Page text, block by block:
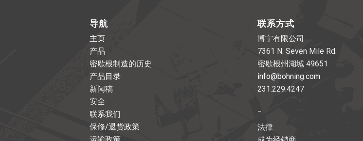
导航
主页
产品
密歇根制造的历史
产品目录
新闻稿
安全
联系我们
保修/退货政策
联系方式
博宁有限公司
7361 N. Seven Mile Rd.
密歇根州湖城 49651
info@bohning.com
231.229.4247
法律